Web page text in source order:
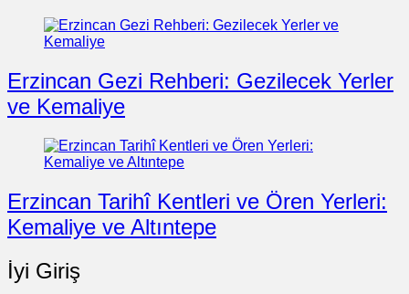
Erzincan Gezi Rehberi: Gezilecek Yerler
ve Kemaliye
Erzincan Tarihî Kentleri ve Ören Yerleri:
Kemaliye ve Altıntepe
İyi Giriş